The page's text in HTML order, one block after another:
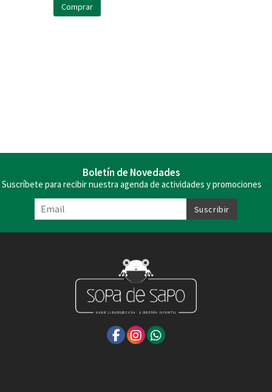
Comprar
Boletín de Novedades
Suscríbete para recibir nuestra agenda de actividades y promociones